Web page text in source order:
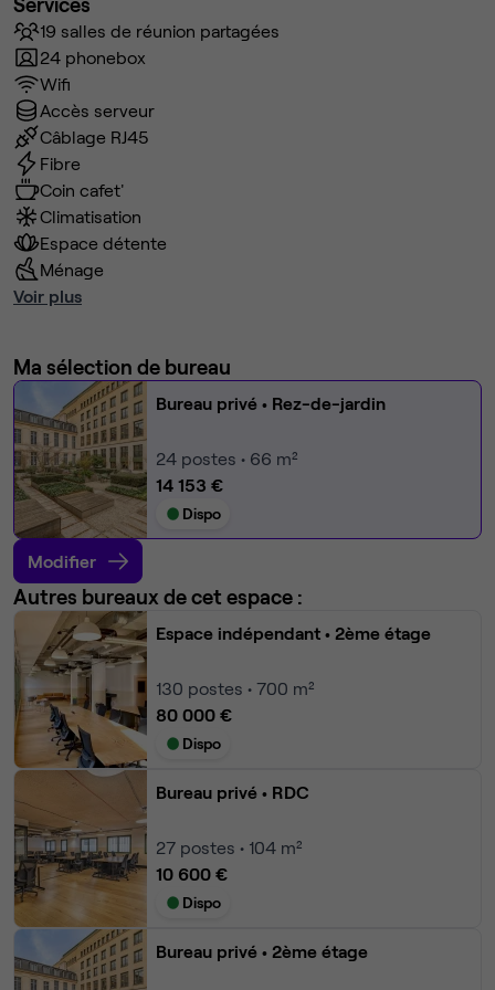
19 salles de réunion partagées
24 phonebox
Wifi
Accès serveur
Câblage RJ45
Fibre
Coin cafet'
Climatisation
Espace détente
Ménage
Voir plus
Ma sélection de bureau
Bureau privé • Rez-de-jardin
24 postes • 66 m²
14 153 €
Dispo
Modifier
Autres bureaux de cet espace :
Espace indépendant • 2ème étage
130 postes • 700 m²
80 000 €
Dispo
Bureau privé • RDC
27 postes • 104 m²
10 600 €
Dispo
Bureau privé • 2ème étage